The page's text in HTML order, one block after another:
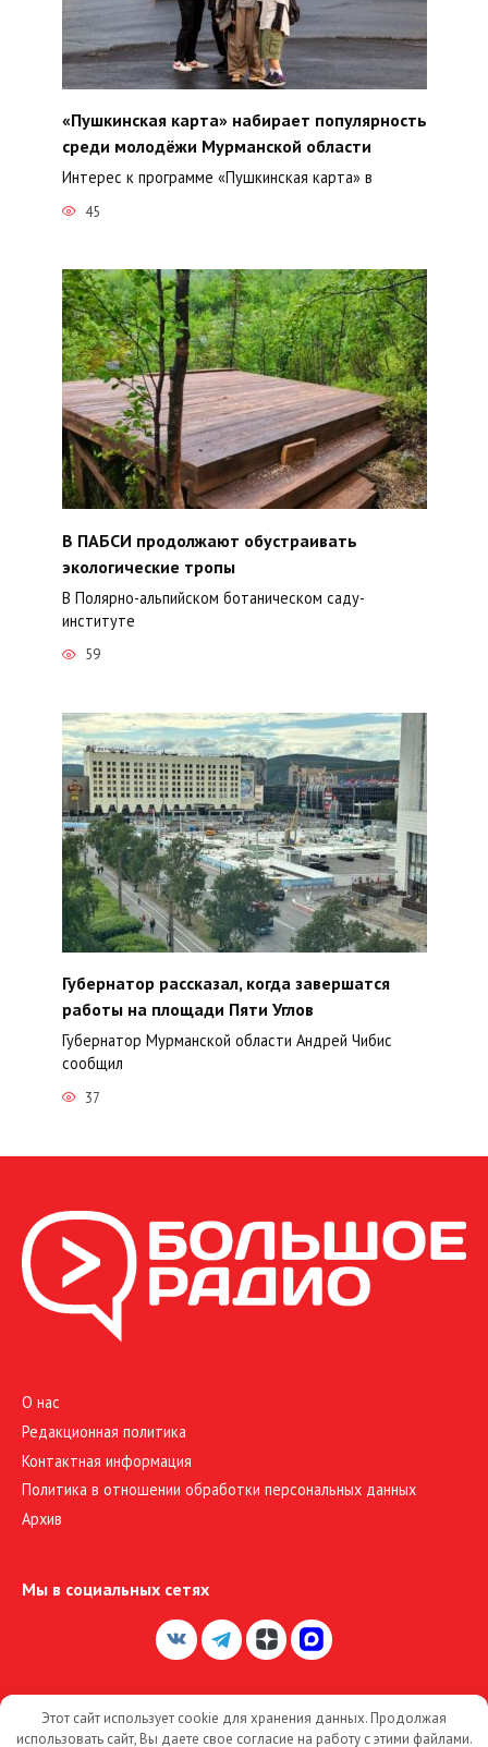
«Пушкинская карта» набирает популярность
среди молодёжи Мурманской области
Интерес к программе «Пушкинская карта» в
45
В ПАБСИ продолжают обустраивать
экологические тропы
В Полярно-альпийском ботаническом саду-
институте
59
Губернатор рассказал, когда завершатся
работы на площади Пяти Углов
Губернатор Мурманской области Андрей Чибис
сообщил
37
О нас
Редакционная политика
Контактная информация
Политика в отношении обработки персональных данных
Архив
Мы в социальных сетях
© 2026 Большое Радио
Этот сайт использует cookie для хранения данных. Продолжая
использовать сайт, Вы даете свое согласие на работу с этими файлами.